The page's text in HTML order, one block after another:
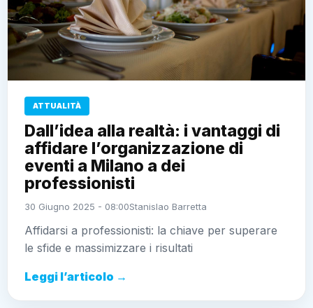
ATTUALITÀ
Dall’idea alla realtà: i vantaggi di
affidare l’organizzazione di
eventi a Milano a dei
professionisti
30 Giugno 2025 - 08:00Stanislao Barretta
Affidarsi a professionisti: la chiave per superare
le sfide e massimizzare i risultati
Leggi l’articolo →